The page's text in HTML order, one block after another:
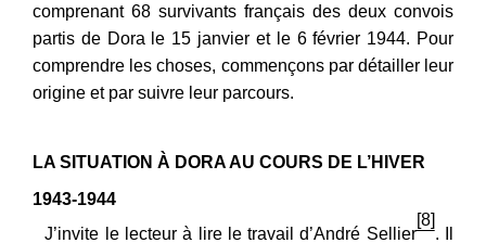
comprenant 68 survivants français des deux convois
partis de Dora le 15 janvier et le 6 février 1944. Pour
comprendre les choses, commençons par détailler leur
origine et par suivre leur parcours.
LA SITUATION À DORA AU COURS DE L’HIVER
1943-1944
J’invite le lecteur à lire le travail d’André Sellier
[8]
. Il